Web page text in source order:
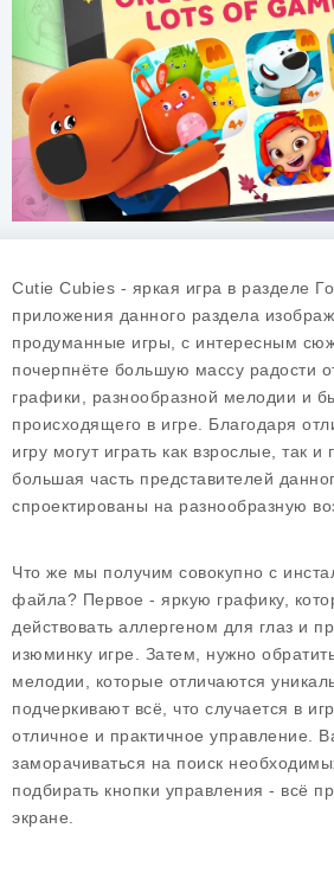
Cutie Cubies - яркая игра в разделе
приложения данного раздела
продуманные игры, с интересным
почерпнёте большую массу радости
графики, разнообразной мелодии и
происходящего в игре. Благодаря
игру могут играть как взрослые, так
большая часть представителей
спроектированы на разнообразную
Что же мы получим совокупно с
файла? Первое - яркую графику,
действовать аллергеном для глаз и
изюминку игре. Затем, нужно
мелодии, которые отличаются
подчеркивают всё, что случается в
отличное и практичное управление.
заморачиваться на поиск
подбирать кнопки управления - всё
экране.